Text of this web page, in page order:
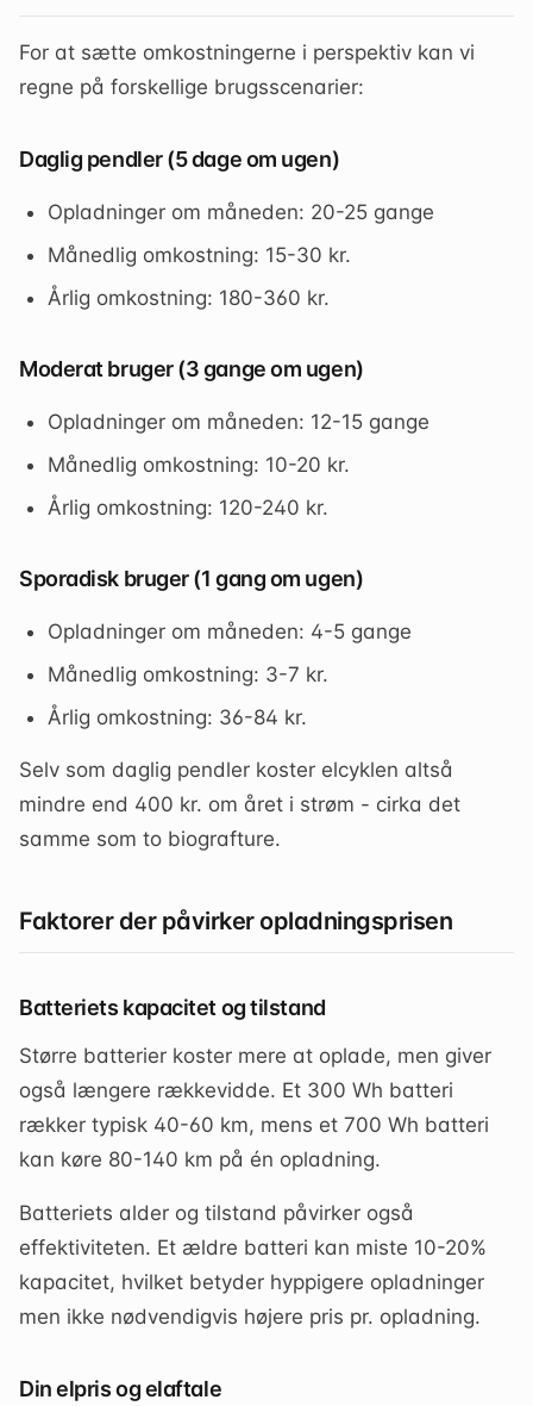
For at sætte omkostningerne i perspektiv kan vi
regne på forskellige brugsscenarier:
Daglig pendler (5 dage om ugen)
Opladninger om måneden: 20-25 gange
Månedlig omkostning: 15-30 kr.
Årlig omkostning: 180-360 kr.
Moderat bruger (3 gange om ugen)
Opladninger om måneden: 12-15 gange
Månedlig omkostning: 10-20 kr.
Årlig omkostning: 120-240 kr.
Sporadisk bruger (1 gang om ugen)
Opladninger om måneden: 4-5 gange
Månedlig omkostning: 3-7 kr.
Årlig omkostning: 36-84 kr.
Selv som daglig pendler koster elcyklen altså
mindre end 400 kr. om året i strøm - cirka det
samme som to biografture.
Faktorer der påvirker opladningsprisen
Batteriets kapacitet og tilstand
Større batterier koster mere at oplade, men giver
også længere rækkevidde. Et 300 Wh batteri
rækker typisk 40-60 km, mens et 700 Wh batteri
kan køre 80-140 km på én opladning.
Batteriets alder og tilstand påvirker også
effektiviteten. Et ældre batteri kan miste 10-20%
kapacitet, hvilket betyder hyppigere opladninger
men ikke nødvendigvis højere pris pr. opladning.
Din elpris og elaftale